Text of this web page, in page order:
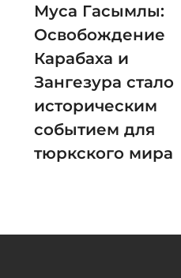
Муса Гасымлы:
Освобождение
Карабаха и
Зангезура стало
историческим
событием для
тюркского мира